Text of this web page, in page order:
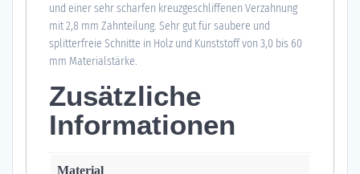
und einer sehr scharfen kreuzgeschliffenen Verzahnung
mit 2,8 mm Zahnteilung. Sehr gut für saubere und
splitterfreie Schnitte in Holz und Kunststoff von 3,0 bis 60
mm Materialstärke.
Zusätzliche
Informationen
Material